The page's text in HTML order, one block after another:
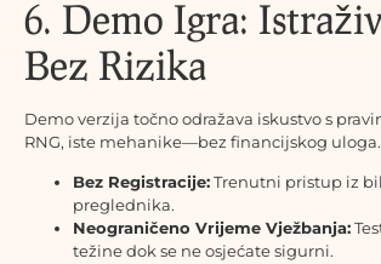
6. Demo Igra:
Bez Rizika
Demo verzija točno odražava iskustvo s
RNG, iste mehanike—bez financijskog uloga.
Bez Registracije:Trenutni pristup iz
preglednika.
Neograničeno Vrijeme Vježbanja:
težine dok se ne osjećate sigurni.